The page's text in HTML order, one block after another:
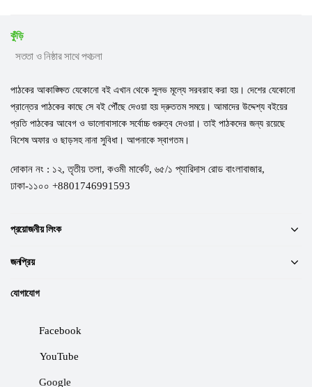
কুঁড়ি
সততা ও নিষ্ঠার সাথে পথচলা
পাঠকের আকাঙ্ক্ষিত যেকোনো বই এখান থেকে সুলভ মূল্যে সরবরাহ করা হয়। দেশের যেকোনো
প্রান্তের পাঠকের কাছে সে বই পৌঁছে দেওয়া হয় দ্রুততম সময়ে। আমাদের উদ্দেশ্য বইয়ের
প্রতি পাঠকের আবেগ ও ভালোবাসাকে সর্বোচ্চ গুরুত্ব দেওয়া। তাই পাঠকদের জন্য রয়েছে
বিশেষ অফার ও ছাড়সহ নানা সুবিধা। আপনাকে স্বাগতম।
দোকান নং : ১২, তৃতীয় তলা, কওমী মার্কেট, ৬৫/১ প্যারিদাস রোড বাংলাবাজার,
ঢাকা-১১০০ +8801746991593
প্রয়োজনীয় লিংক
জনপ্রিয়
যোগাযোগ
Facebook
YouTube
Google